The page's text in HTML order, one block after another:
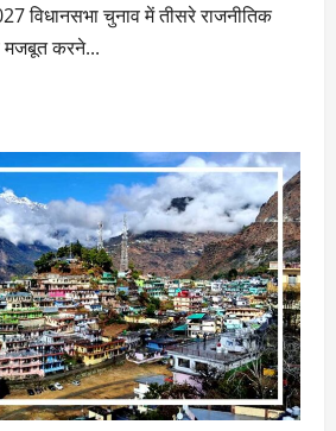
विधानसभा चुनाव में तीसरे राजनीतिक
करने...